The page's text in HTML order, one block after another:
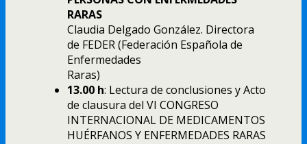
RARAS
Claudia Delgado González. Directora
de FEDER (Federación Española de
Enfermedades
Raras)
13.00 h: Lectura de conclusiones y Acto
de clausura del VI CONGRESO
INTERNACIONAL DE MEDICAMENTOS
HUÉRFANOS Y ENFERMEDADES RARAS